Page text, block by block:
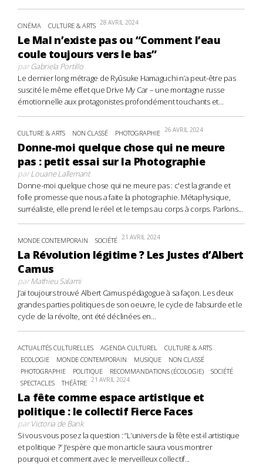
CINÉMA CULTURE & ARTS 28 AVRIL 2024
Le Mal n’existe pas ou “Comment l’eau
coule toujours vers le bas”
parGabriela Portillo
Le dernier long métrage de Ryûsuke Hamaguchi n’a peut-être pas
suscité le même effet que Drive My Car – une montagne russe
émotionnelle aux protagonistes profondément touchants et...
CULTURE & ARTS NON CLASSÉ PHOTOGRAPHIE 26 AVRIL 2024
Donne-moi quelque chose qui ne meure
pas : petit essai sur la Photographie
parLouane Lallemant
Donne-moi quelque chose qui ne meure pas : c'est la grande et
folle promesse que nous a faite la photographie. Métaphysique,
surréaliste, elle prend le réel et le temps au corps à corps. Parlons...
MONDE CONTEMPORAIN SOCIÉTÉ 21 AVRIL 2024
La Révolution légitime ? Les Justes d’Albert
Camus
parMathieu Salami
J’ai toujours trouvé Albert Camus pédagogue à sa façon. Les deux
grandes parties politiques de son oeuvre, le cycle de l’absurde et le
cycle de la révolte, ont été déclinées en...
ACTUALITÉS CULTURELLES AGENDA CULTUREL
CULTURE & ARTS
ECOLOGIE
MONDE CONTEMPORAIN MUSIQUE
NON CLASSÉ
PHOTOGRAPHIE
POLITIQUE RECOMMANDATIONS (ÉCOLOGIE)
SOCIÉTÉ
SPECTACLES
THÉÂTRE 21 AVRIL 2024
La fête comme espace artistique et
politique : le collectif Fierce Faces
parVictoria de Bank
Si vous vous posez la question : “L’univers de la fête est-il artistique
et politique ?” J’espère que mon article saura vous montrer
pourquoi et comment avec le merveilleux collectif...